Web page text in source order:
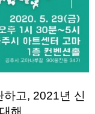
고, 2021년 신
해